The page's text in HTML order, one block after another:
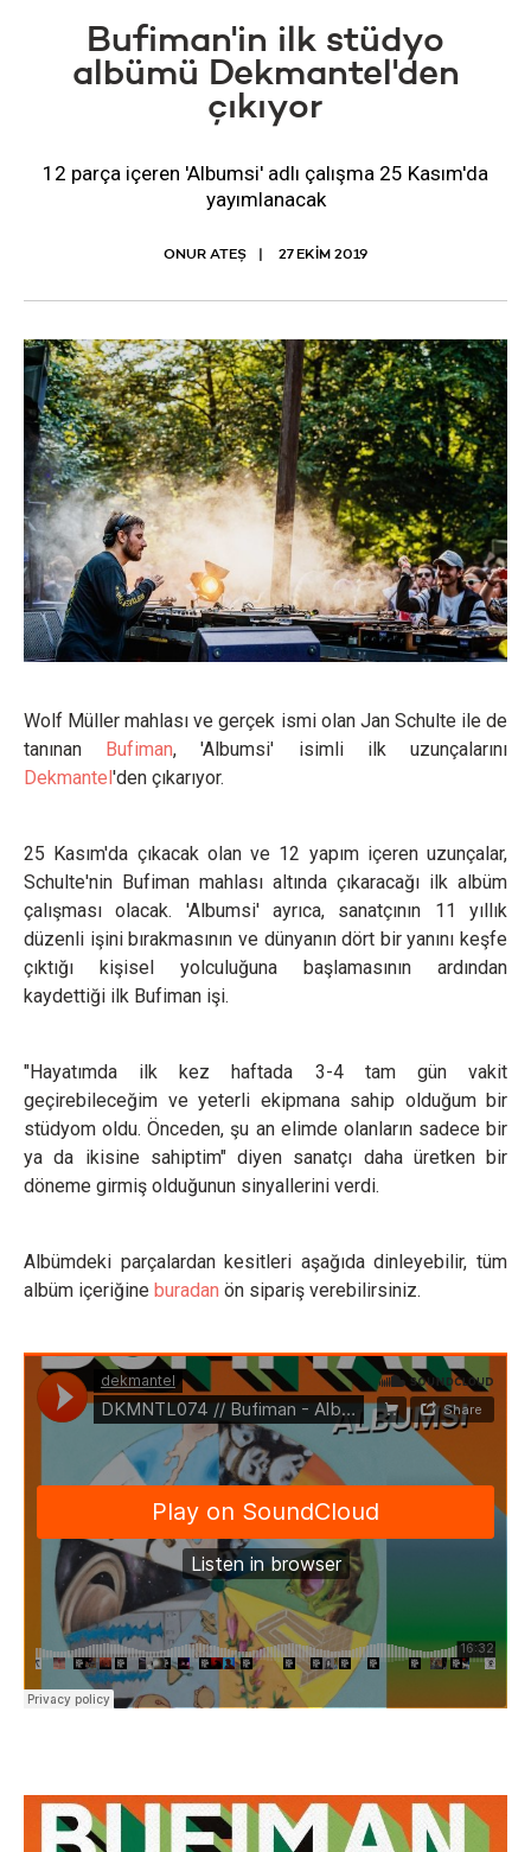
Bufiman'in ilk stüdyo
albümü Dekmantel'den
çıkıyor
12 parça içeren 'Albumsi' adlı çalışma 25 Kasım'da
yayımlanacak
ONUR ATEŞ 27 EKIM 2019
Wolf Müller mahlası ve gerçek ismi olan Jan Schulte ile de
tanınan
Bufiman, 'Albumsi' isimli ilk uzunçalarını
Dekmantel 'den çıkarıyor.
25 Kasım'da çıkacak olan ve 12 yapım içeren uzunçalar,
Schulte'nin Bufiman mahlası altında çıkaracağı ilk albüm
çalışması olacak. 'Albumsi' ayrıca, sanatçının 11 yıllık
düzenli işini bırakmasının ve dünyanın dört bir yanını keşfe
çıktığı kişisel yolculuğuna başlamasının ardından
kaydettiği ilk Bufiman işi.
"Hayatımda ilk kez haftada 3-4 tam gün vakit
geçirebileceğim ve yeterli ekipmana sahip olduğum bir
stüdyom oldu. Önceden, şu an elimde olanların sadece bir
ya da ikisine sahiptim" diyen sanatçı daha üretken bir
döneme girmiş olduğunun sinyallerini verdi.
Albümdeki parçalardan kesitleri aşağıda dinleyebilir, tüm
albüm içeriğine buradan ön sipariş verebilirsiniz.